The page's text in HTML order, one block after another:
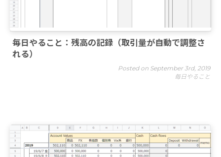
毎日やること：残高の記録（取引量が自動で調整さ
れる）
Posted on September 3rd, 2019
毎日やること